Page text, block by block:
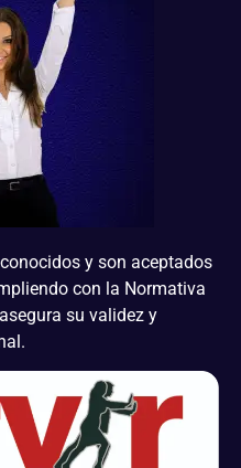
y son aceptados
con la Normativa
su validez y